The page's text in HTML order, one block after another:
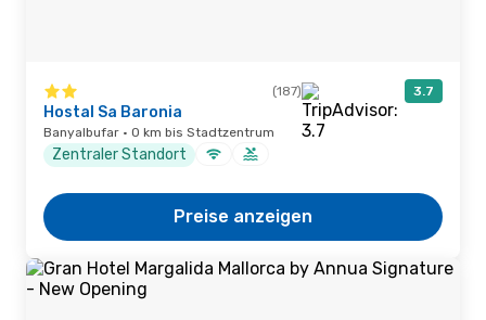
(187) 3.7
Hostal Sa Baronia
Banyalbufar · 0 km bis Stadtzentrum
Zentraler Standort
Preise anzeigen